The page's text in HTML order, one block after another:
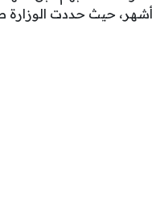
تقل عن 6 أشهر، حيث حددت